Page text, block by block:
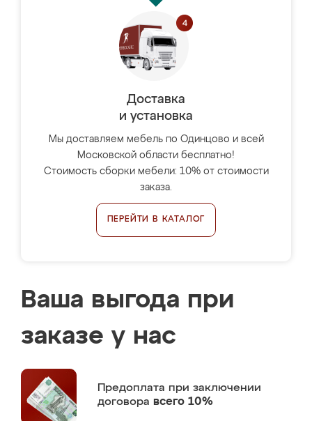
Доставка
и установка
Мы доставляем мебель по Одинцово и всей
Московской области бесплатно!
Стоимость сборки мебели: 10% от стоимости
заказа.
ПЕРЕЙТИ В КАТАЛОГ
Ваша выгода при
заказе у нас
Предоплата при заключении
договора всего 10%